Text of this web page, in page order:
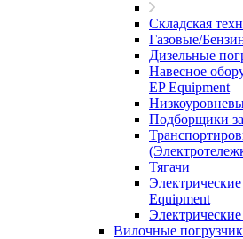
Складская
Газовые/
Дизельные
Навесное
EP Equipment
Подборщики
Тягачи
Equipment
Вилочные